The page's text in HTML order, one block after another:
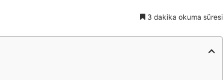
3 dakika okuma süresi